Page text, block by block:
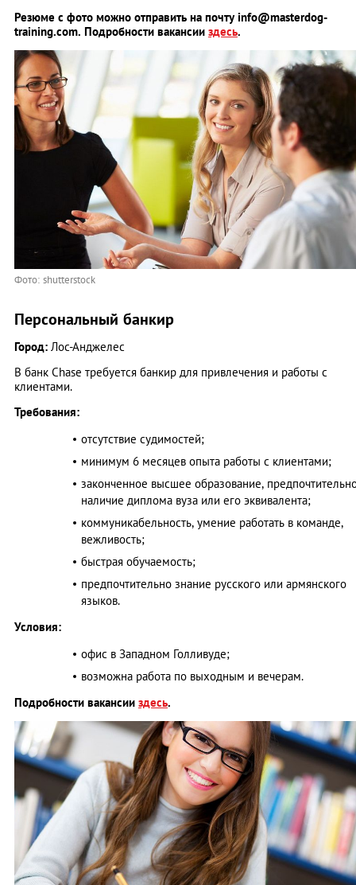
Резюме с фото можно отправить на почтуinfo@masterdog-
training.com. Подробности вакансии здесь.
Фото: shutterstock
Персональный банкир
Город: Лос-Анджелес
В банк Chase требуется банкир для привлечения и работы с
клиентами.
Требования:
отсутствие судимостей;
минимум 6 месяцев опыта работы с клиентами;
законченное высшее образование,
наличие диплома вуза или его эквивалента;
коммуникабельность, умение работать в команде,
вежливость;
быстрая обучаемость;
предпочтительно знание русского или армянского
языков.
Условия:
офис в Западном Голливуде;
возможна работа по выходным и вечерам.
Подробности вакансии здесь.